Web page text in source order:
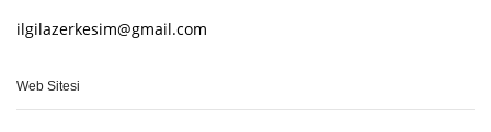
ilgilazerkesim@gmail.com
Web Sitesi